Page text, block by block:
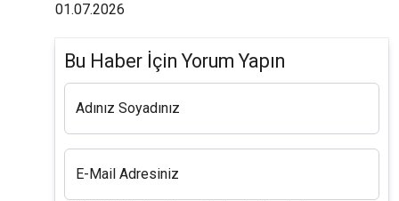
01.07.2026
Bu Haber İçin Yorum Yapın
Adınız Soyadınız
E-Mail Adresiniz